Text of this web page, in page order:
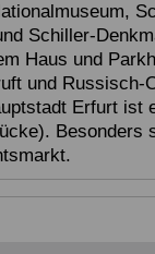
Schiller-
Haus und
und Russisch-
Erfurt ist
Besonders